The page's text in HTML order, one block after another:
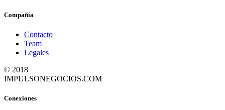
Compañía
Contacto
Team
Legales
© 2018
IMPULSONEGOCIOS.COM
Conexiones